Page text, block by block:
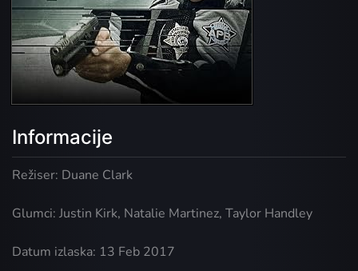
Informacije
Režiser: Duane Clark
Glumci: Justin Kirk, Natalie Martinez, Taylor Handley
Datum izlaska: 13 Feb 2017